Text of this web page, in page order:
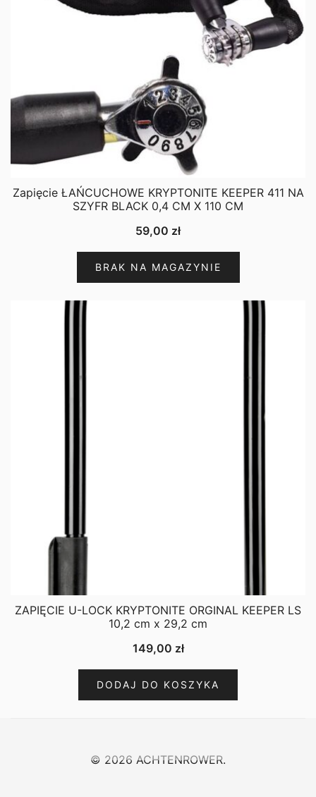
Zapięcie ŁAŃCUCHOWE KRYPTONITE KEEPER 411 NA
SZYFR BLACK 0,4 CM X 110 CM
59,00 zł
BRAK NA MAGAZYNIE
ZAPIĘCIE U-LOCK KRYPTONITE ORGINAL KEEPER LS
10,2 cm x 29,2 cm
149,00 zł
DODAJ DO KOSZYKA
© 2026 ACHTENROWER.